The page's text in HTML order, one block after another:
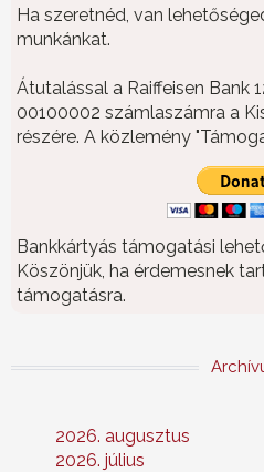
Ha szeretnéd, van
munkánkat.
Átutalással a Raiffeisen Bank
00100002 számlaszámra a
részére. A közlemény
Bankkártyás támogatási
Köszönjük, ha érdemesnek
támogatásra.
2026. augusztus
2026. július